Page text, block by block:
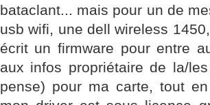
bataclant... mais pour un de
usb wifi, une dell wireless
écrit un firmware pour entre
aux infos propriétaire de la/
pense) pour ma carte, tout